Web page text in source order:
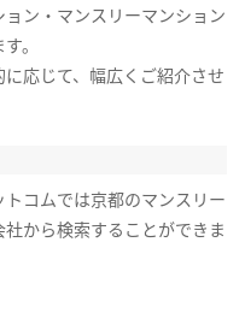
ン・マンスリーマンション
。
応じて、幅広くご紹介させ
コムでは京都のマンスリー
から検索することができま